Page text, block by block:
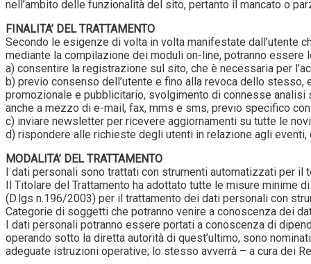
nell’ambito delle funzionalità del sito, pertanto il mancato o
FINALITA’ DEL TRATTAMENTO
Secondo le esigenze di volta in volta manifestate dall’utente
mediante la compilazione dei moduli on-line, potranno essere
a) consentire la registrazione sul sito, che è necessaria per
b) previo consenso dell’utente e fino alla revoca dello
promozionale e pubblicitario, svolgimento di connesse
anche a mezzo di e-mail, fax, mms e sms, previo specifico
c) inviare newsletter per ricevere aggiornamenti su tutte le
d) rispondere alle richieste degli utenti in relazione agli
MODALITA’ DEL TRATTAMENTO
I dati personali sono trattati con strumenti automatizzati per
Il Titolare del Trattamento ha adottato tutte le misure minime
(D.lgs n.196/2003) per il trattamento dei dati personali con
Categorie di soggetti che potranno venire a conoscenza dei
I dati personali potranno essere portati a conoscenza di
operando sotto la diretta autorità di quest’ultimo, sono
adeguate istruzioni operative; lo stesso avverrà – a cura dei